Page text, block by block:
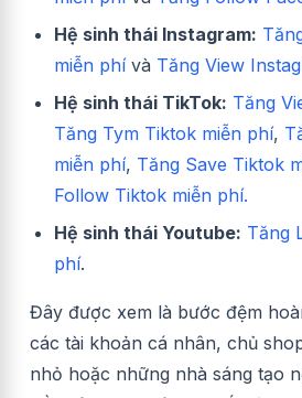
Hệ sinh thái Instagram:
miễn phívà Tăng View
Hệ sinh thái TikTok: Tăng
Tăng Tym Tiktok miễn phí,
miễn phí, Tăng Save Tiktok
Follow Tiktok miễn phí.
Hệ sinh thái Youtube: Tăng
phí.
Đây được xem là bước đệm
các tài khoản cá nhân, chủ
nhỏ hoặc những nhà sáng tạo